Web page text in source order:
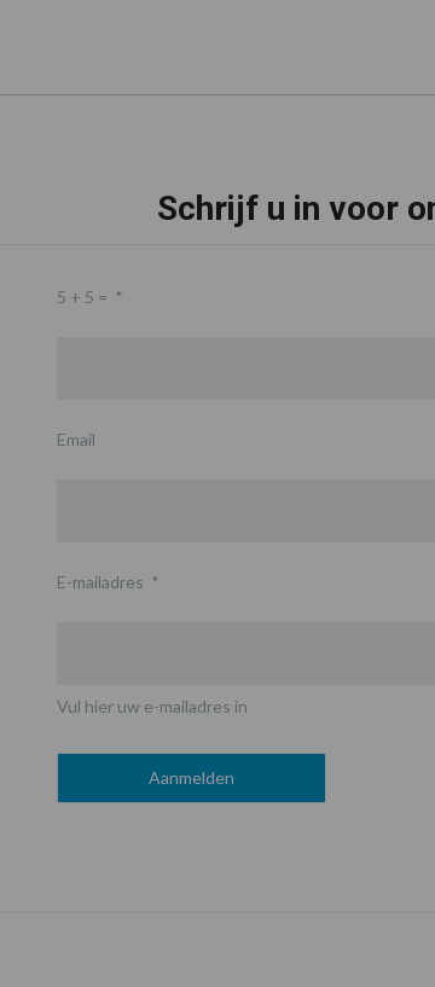
Schrijf u in voor
5 + 5 = *
Email
E-mailadres *
Vul hier uw e-mailadres in